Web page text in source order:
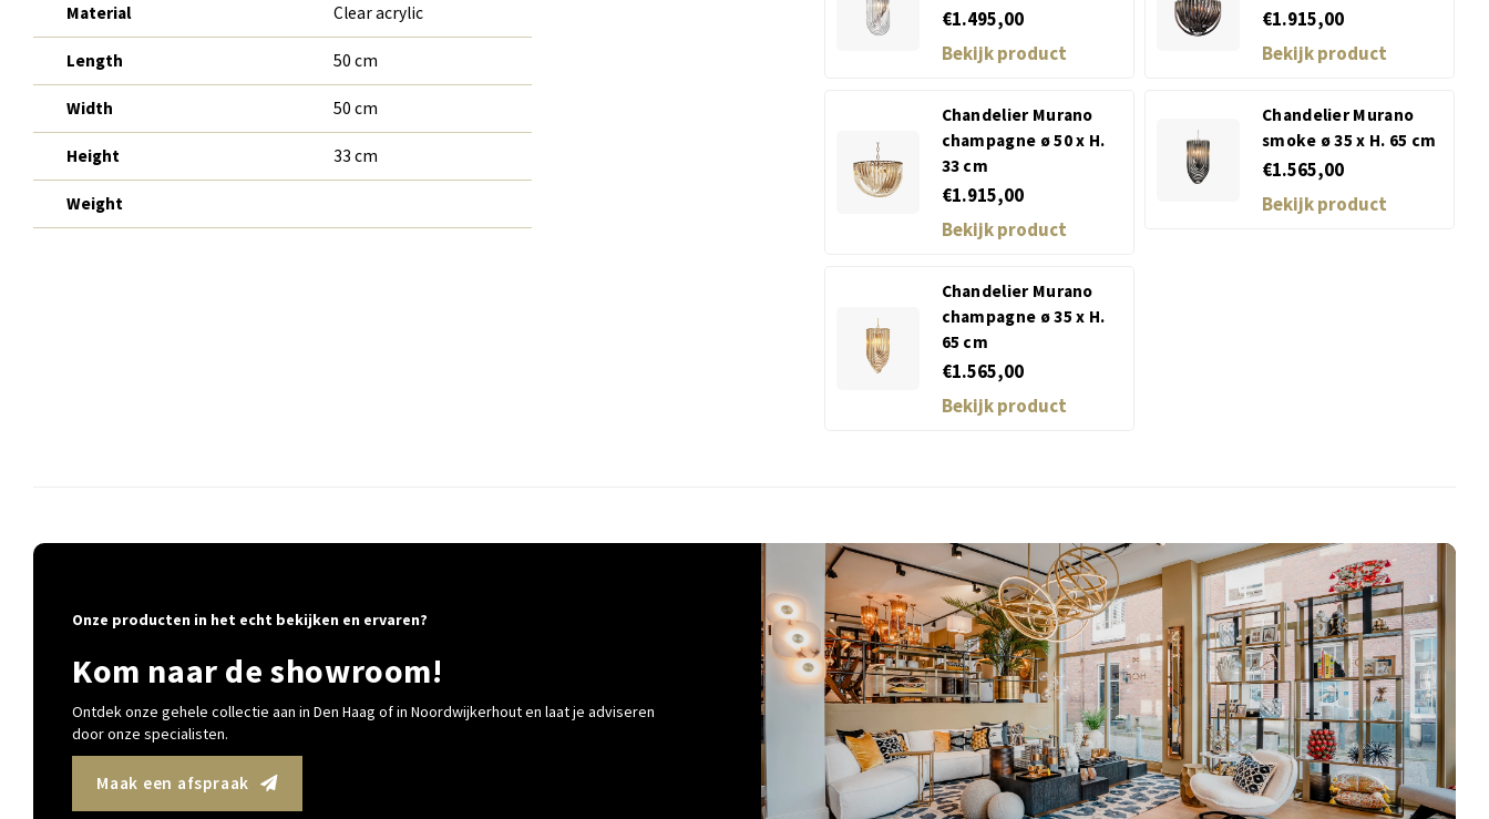
Material Clear acrylic
Length 50 cm
Width 50 cm
Height 33 cm
Weight
€1.495,00
Bekijk product
€1.915,00
Bekijk product
Chandelier Murano
champagne ø 50 x H.
33 cm
€1.915,00
Bekijk product
Chandelier Murano
smoke ø 35 x H. 65 cm
€1.565,00
Bekijk product
Chandelier Murano
champagne ø 35 x H.
65 cm
€1.565,00
Bekijk product
Onze producten in het echt bekijken en ervaren?
Kom naar de showroom!
Ontdek onze gehele collectie aan in Den Haag of in Noordwijkerhout en laat je adviseren
door onze specialisten.
Maak een afspraak